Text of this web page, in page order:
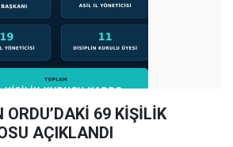
ORDU’DAKİ 69 KİŞİLİK
AÇIKLANDI